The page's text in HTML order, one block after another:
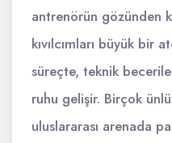
antrenörün gözünden
kıvılcımları büyük bir
süreçte, teknik
ruhu gelişir. Birçok
uluslararası arenada